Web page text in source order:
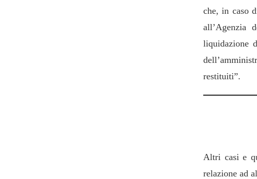
che, in caso
all’Agenzia
liquidazione
restituiti”.
Altri casi e
relazione ad